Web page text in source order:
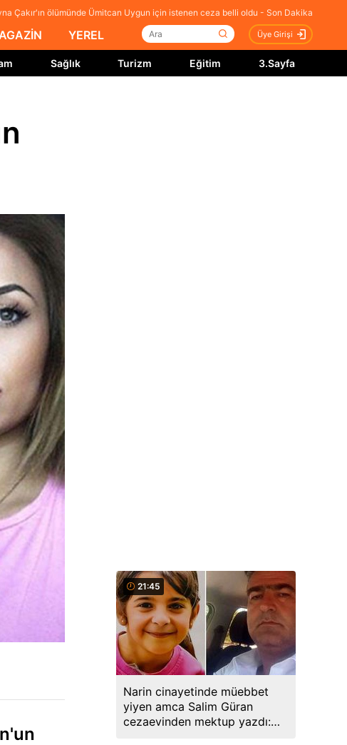
Çakır'ın ölümünde Ümitcan Uygun için istenen ceza belli oldu - Son Dakika
YEREL Üye Girişi
Sağlık Turizm Eğitim 3.Sayfa
21:45
Narin cinayetinde müebbet
yiyen amca Salim Güran
cezaevinden mektup yazdı: